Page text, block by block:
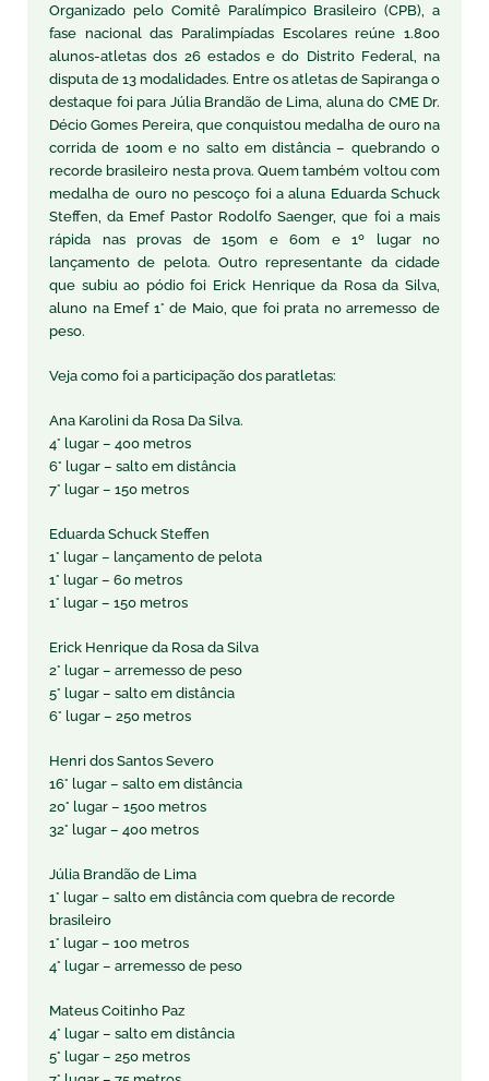
Organizado pelo Comitê Paralímpico Brasileiro (CPB), a
fase nacional das Paralimpíadas Escolares reúne 1.800
alunos-atletas dos 26 estados e do Distrito Federal, na
disputa de 13 modalidades. Entre os atletas de Sapiranga o
destaque foi para Júlia Brandão de Lima, aluna do CME Dr.
Décio Gomes Pereira, que conquistou medalha de ouro na
corrida de 100m e no salto em distância – quebrando o
recorde brasileiro nesta prova. Quem também voltou com
medalha de ouro no pescoço foi a aluna Eduarda Schuck
Steffen, da Emef Pastor Rodolfo Saenger, que foi a mais
rápida nas provas de 150m e 60m e 1º lugar no
lançamento de pelota. Outro representante da cidade
que subiu ao pódio foi Erick Henrique da Rosa da Silva,
aluno na Emef 1° de Maio, que foi prata no arremesso de
peso.
Veja como foi a participação dos paratletas:
Ana Karolini da Rosa Da Silva.
4° lugar – 400 metros
6° lugar – salto em distância
7° lugar – 150 metros
Eduarda Schuck Steffen
1° lugar – lançamento de pelota
1° lugar – 60 metros
1° lugar – 150 metros
Erick Henrique da Rosa da Silva
2° lugar – arremesso de peso
5° lugar – salto em distância
6° lugar – 250 metros
Henri dos Santos Severo
16° lugar – salto em distância
20° lugar – 1500 metros
32° lugar – 400 metros
Júlia Brandão de Lima
1° lugar – salto em distância com quebra de recorde
brasileiro
1° lugar – 100 metros
4° lugar – arremesso de peso
Mateus Coitinho Paz
4° lugar – salto em distância
5° lugar – 250 metros